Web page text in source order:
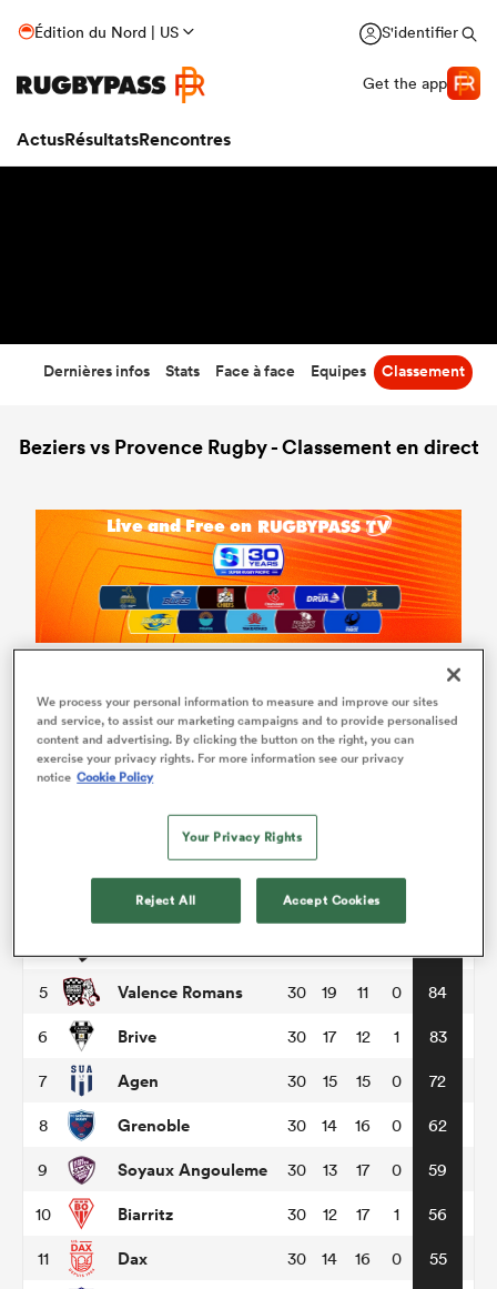
Édition du Nord | US S'identifier
Get the app
ActusRésultatsRencontres
Dernières infos Stats Face à face Equipes Classement
Beziers vs Provence Rugby - Classement en direct
Pro D2
Vannes 30
Colomiers 30
Provence Rugby 30 19 11
5 Valence Romans 30 19 11 0 84
6 Brive 30 17 12 1 83
7 Agen 30 15 15 0 72
8 Grenoble 30 14 16 0 62
9 Soyaux Angouleme 30 13 17 0 59
10 Biarritz 30 12 17 1 56
11 Dax 30 14 16 0 55
We process your personal information to measure and improve our sites
and service, to assist our marketing campaigns and to provide personalised
content and advertising. By clicking the button on the right, you can
exercise your privacy rights. For more information see our privacy
notice Cookie Policy
Your Privacy Rights
Reject All Accept Cookies